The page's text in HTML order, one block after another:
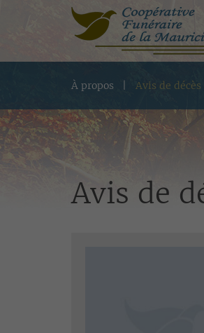
À propos Avis de décès
Avis de